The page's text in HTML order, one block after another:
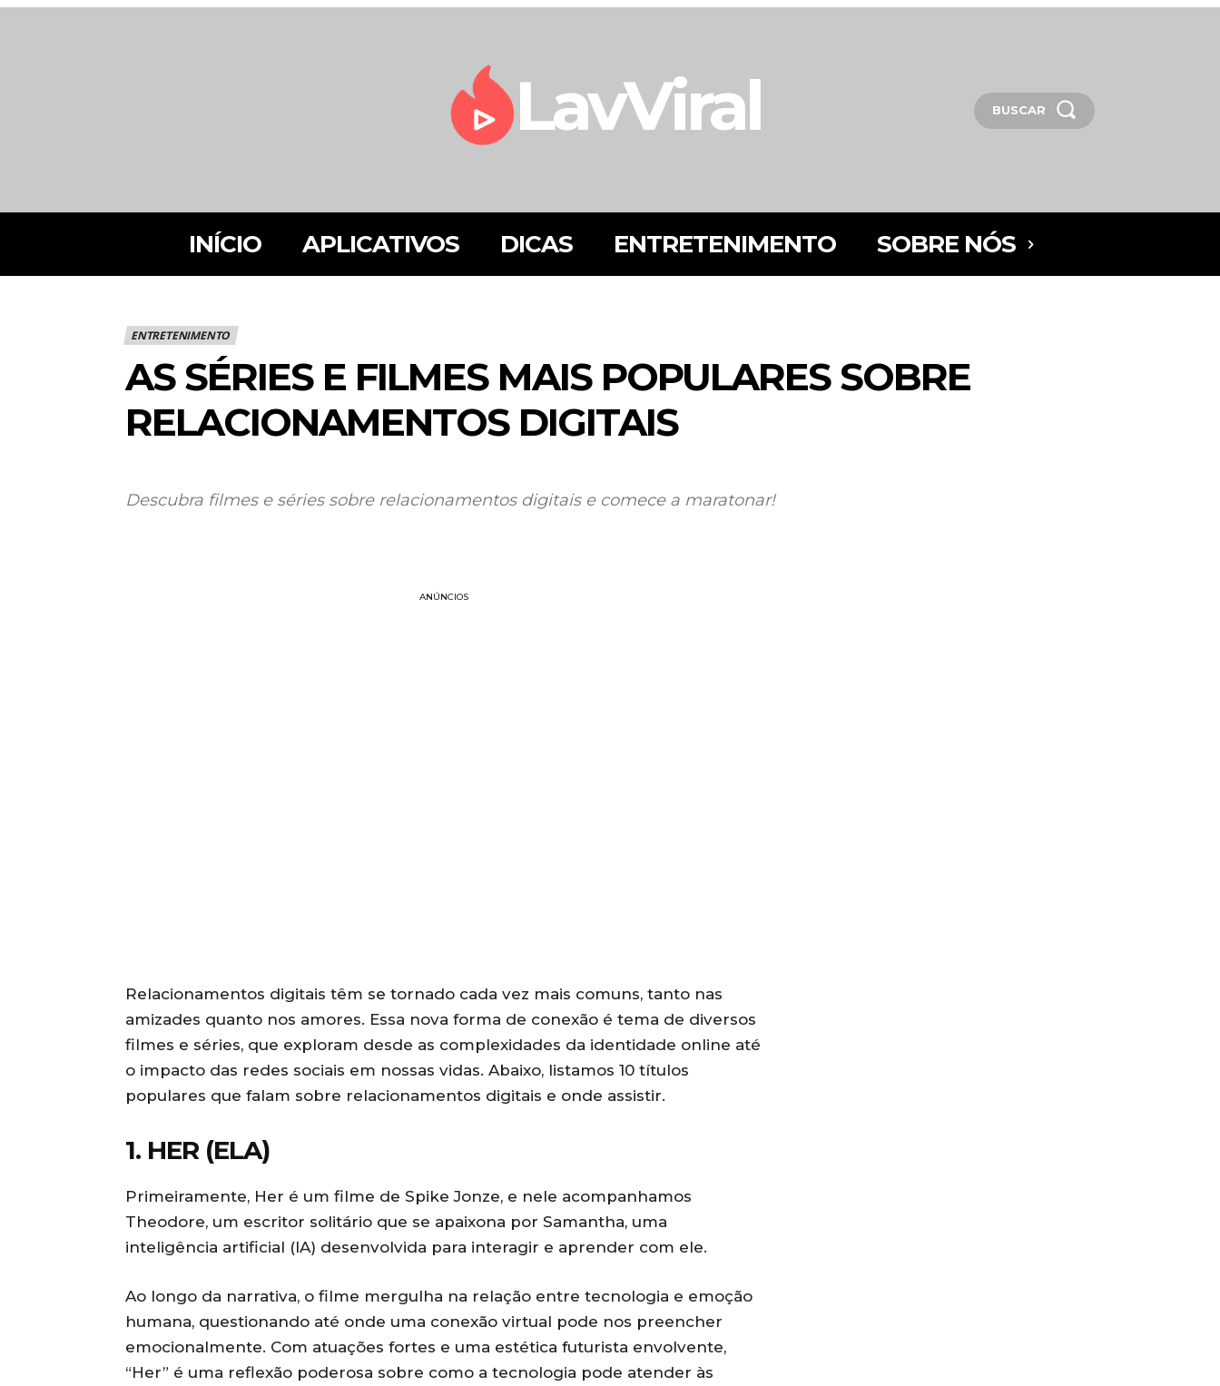
LavViral BUSCAR
INÍCIO APLICATIVOS DICAS ENTRETENIMENTO SOBRE NÓS
ENTRETENIMENTO
AS SÉRIES E FILMES MAIS POPULARES SOBRE
RELACIONAMENTOS DIGITAIS
Descubra filmes e séries sobre relacionamentos digitais e comece a maratonar!
ANÚNCIOS
Relacionamentos digitais têm se tornado cada vez mais comuns, tanto nas
amizades quanto nos amores. Essa nova forma de conexão é tema de diversos
filmes e séries, que exploram desde as complexidades da identidade online até
o impacto das redes sociais em nossas vidas. Abaixo, listamos 10 títulos
populares que falam sobre relacionamentos digitais e onde assistir.
1. HER (ELA)
Primeiramente, Her é um filme de Spike Jonze, e nele acompanhamos
Theodore, um escritor solitário que se apaixona por Samantha, uma
inteligência artificial (IA) desenvolvida para interagir e aprender com ele.
Ao longo da narrativa, o filme mergulha na relação entre tecnologia e emoção
humana, questionando até onde uma conexão virtual pode nos preencher
emocionalmente. Com atuações fortes e uma estética futurista envolvente,
“Her” é uma reflexão poderosa sobre como a tecnologia pode atender às